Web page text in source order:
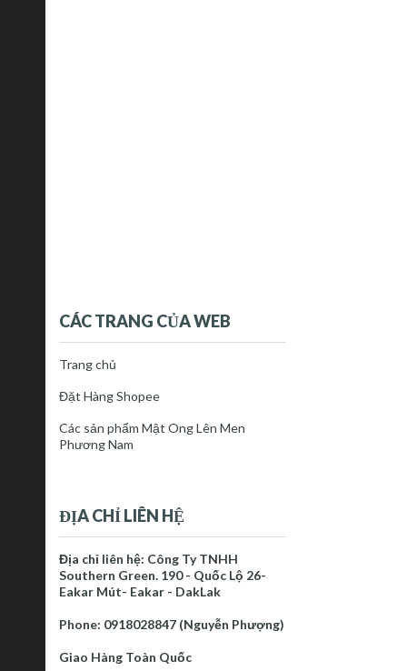
CÁC TRANG CỦA WEB
Trang chủ
Đặt Hàng Shopee
Các sản phẩm Mật Ong Lên Men
Phương Nam
ĐỊA CHỈ LIÊN HỆ
Địa chỉ liên hệ: Công Ty TNHH
Southern Green. 190 - Quốc Lộ 26-
Eakar Mút- Eakar - DakLak
Phone: 0918028847 (Nguyễn Phượng)
Giao Hàng Toàn Quốc